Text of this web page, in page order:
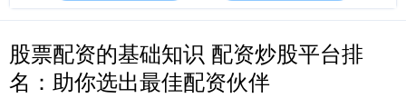
股票配资的基础知识 配资炒股平台排
名：助你选出最佳配资伙伴